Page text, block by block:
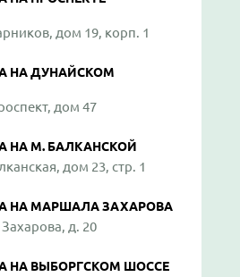
дом 19, корп. 1
НА ДУНАЙСКОМ
дом 47
НА М. БАЛКАНСКОЙ
дом 23, стр. 1
НА МАРШАЛА ЗАХАРОВА
д. 20
НА ВЫБОРГСКОМ ШОССЕ